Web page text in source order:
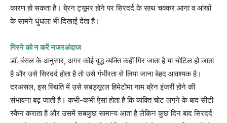
कारण हो सकता है। बे्रन ट्यूमर होने पर सिरदर्द के साथ चक्कर आना व आंखों
के सामने धुंधला भी दिखाई देता है।
गिरने को न करें नजरअंदाज
डाॅ. बंसल के अनुसार, अगर कोई वृद्ध व्यक्ति कहीं गिर जाता है या चोटिल हो जाता
है और उसे सिरदर्द होता है तो उसे गंभीरता से लिया जाना बेहद आवश्यक है।
दरअसल, इस स्थिति में उसे सबड्यूरल हिमेटोमा नाम ब्रेन इंजरी होने की
संभावना बढ़ जाती है। कभी-कभी ऐसा होता है कि व्यक्ति चोट लगने के बाद सीटी
स्कैन कराता है और उसमें सबकुछ सामान्य आता है लेकिन कुछ दिन बाद सिरदर्द